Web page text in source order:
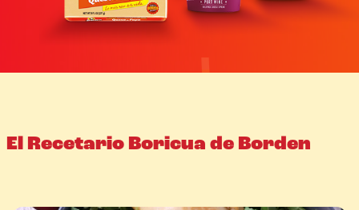
El Recetario Boricua de Borden